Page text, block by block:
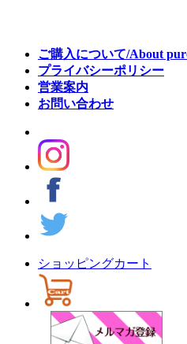
ご購入について/About
プライバシーポリシー
営業案内
お問い合わせ
ショッピングカート